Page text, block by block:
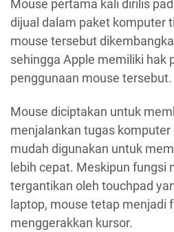
Mouse pertama kali dirilis
dijual dalam paket komputer
mouse tersebut
sehingga Apple memiliki hak
penggunaan mouse tersebut.
Mouse diciptakan untuk
menjalankan tugas
mudah digunakan untuk
lebih cepat. Meskipun fungsi
tergantikan oleh touchpad
laptop, mouse tetap menjadi
menggerakkan kursor.